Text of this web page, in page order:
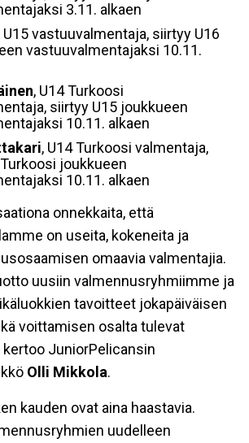
3.11. alkaen
U15 vastuuvalmentaja, siirtyy U16
vastuuvalmentajaksi 10.11.
, U14 Turkoosi
siirtyy U15 joukkueen
10.11. alkaen
, U14 Turkoosi valmentaja,
joukkueen
10.11. alkaen
onnekkaita, että
on useita, kokeneita ja
omaavia valmentajia.
uusiin valmennusryhmiimme ja
tavoitteet jokapäiväisen
voittamisen osalta tulevat
kertoo JuniorPelicansin
Olli Mikkola.
kauden ovat aina haastavia.
uudelleen